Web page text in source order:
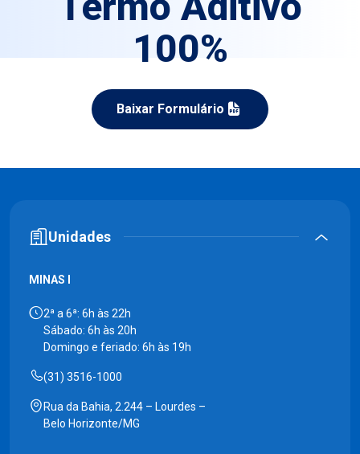
100%
Baixar Formulário
Unidades
MINAS I
2ª a 6ª: 6h às 22h
Sábado: 6h às 20h
Domingo e feriado: 6h às 19h
(31) 3516-1000
Rua da Bahia, 2.244 – Lourdes –
Belo Horizonte/MG